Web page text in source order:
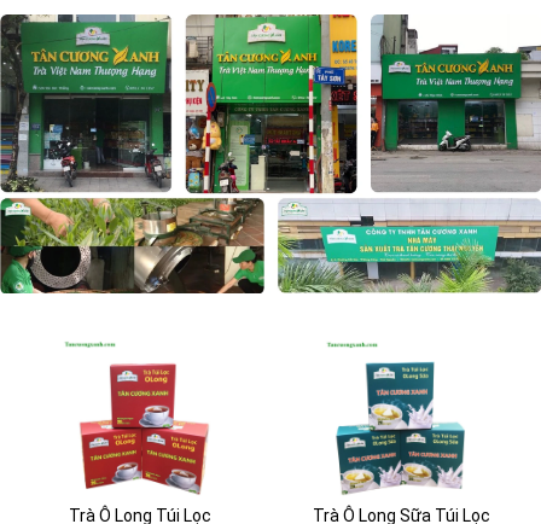
Trà Ô Long Túi Lọc Trà Ô Long Sữa Túi Lọc